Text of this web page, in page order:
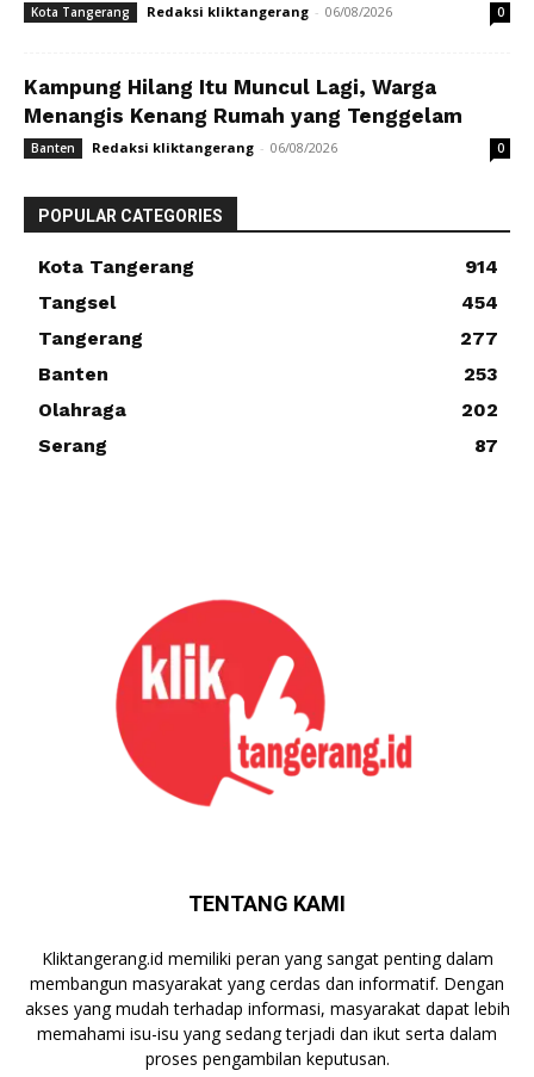
Kota Tangerang Redaksi kliktangerang - 06/08/2026 0
Kampung Hilang Itu Muncul Lagi, Warga
Menangis Kenang Rumah yang Tenggelam
Banten Redaksi kliktangerang - 06/08/2026 0
POPULAR CATEGORIES
Kota Tangerang
914
Tangsel
454
Tangerang
277
Banten
253
Olahraga
202
Serang
87
TENTANG KAMI
Kliktangerang.id memiliki peran yang sangat penting dalam
membangun masyarakat yang cerdas dan informatif. Dengan
akses yang mudah terhadap informasi, masyarakat dapat lebih
memahami isu-isu yang sedang terjadi dan ikut serta dalam
proses pengambilan keputusan.